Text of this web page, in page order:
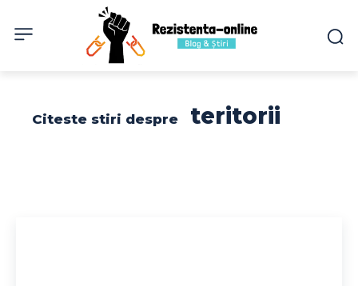
Citeste stiri despre teritorii